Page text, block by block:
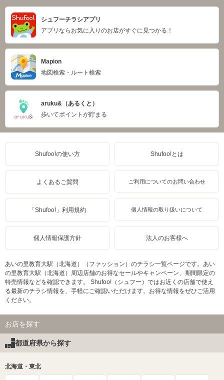
シュフーチラシアプリ
アプリならお気に入りのお店がすぐに見つかる！
Mapion
地図検索・ルート検索
aruku&（あるくと）
歩いてポイントが貯まる
Shufoo!の使い方 Shufoo!とは
よくあるご質問 ご利用についてのお問い合わせ
「Shufoo!」利用規約 個人情報の取り扱いについて
個人情報保護方針 法人のお客様へ
あいの里教育大駅（北海道）（ファッション）のチラシ一覧ページです。あい
の里教育大駅（北海道）周辺店舗のお得なセールやキャンペーン、期間限定の
特売情報などを確認できます。 Shufoo!（シュフー）ではお近くの店舗で使え
る最新のチラシ情報を、手軽にご確認いただけます。お得な情報をぜひご活用
ください。
お店を探す
都道府県から探す
北海道・東北